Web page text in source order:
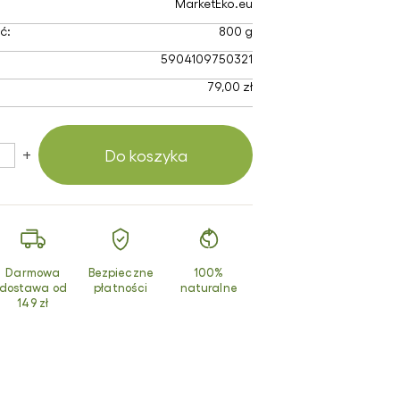
ślimaka
MarketEko.eu
800 g
5904109750321
79,00 zł
+ Do koszyka
Darmowa
dostawa od
149 zł
Bezpieczne
płatności
100%
naturalne